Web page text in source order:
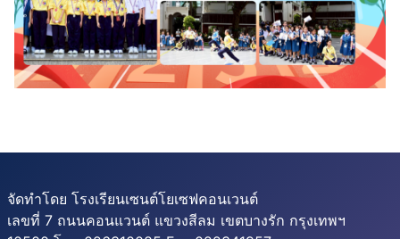
จัดทำโดย โรงเรียนเซนต์โยเซฟคอนเวนต์
เลขที่ 7 ถนนคอนแวนต์ แขวงสีลม เขตบางรัก กรุงเทพฯ